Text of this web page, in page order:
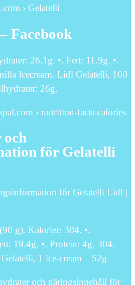
› Gelatelli
Facebook
26.1g. •. Fett: 11.9g. •.
Icecream. Lidl Gelatelli, 100
26g.
› nutrition-facts-calories
för Gelatelli
för Gelatelli Lidl |
g). Kalorier: 304. •.
19.4g. •. Protein: 4g. 304.
1 ice-cream – 52g.
och näringsinnehåll för